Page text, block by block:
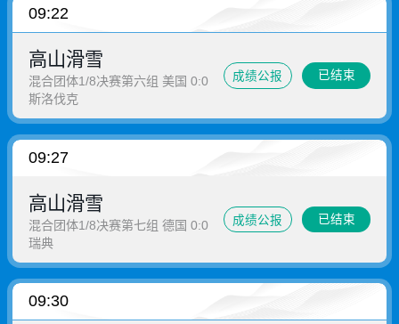
09:22
高山滑雪
混合团体1/8决赛第六组 美国 0:0
斯洛伐克
成绩公报 已结束
09:27
高山滑雪
混合团体1/8决赛第七组 德国 0:0
瑞典
成绩公报 已结束
09:30